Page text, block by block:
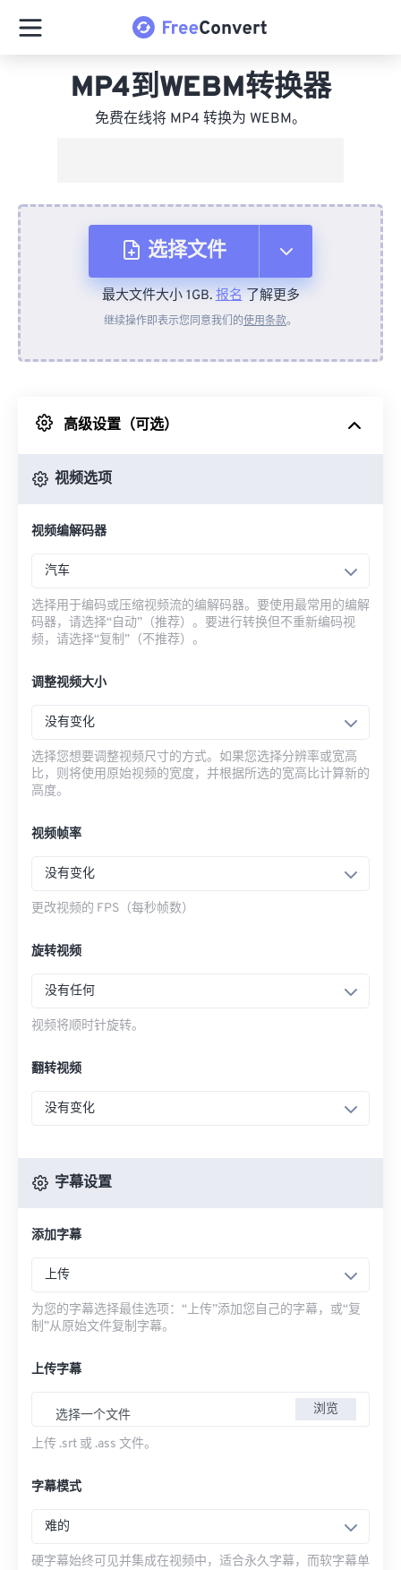
MP4到WEBM转换器
免费在线将 MP4 转换为 WEBM。
选择文件
从设备
来自 Google Drive
最大文件大小 1GB.报名了解更多
继续操作即表示您同意我们的使用条款。
高级设置（可选）
视频选项
视频编解码器
汽车
选择用于编码或压缩视频流的编解码器。要使用最常用的编解
码器，请选择“自动”（推荐）。要进行转换但不重新编码视
频，请选择“复制”（不推荐）。
调整视频大小
没有变化
选择您想要调整视频尺寸的方式。如果您选择分辨率或宽高
比，则将使用原始视频的宽度，并根据所选的宽高比计算新的
高度。
视频帧率
没有变化
更改视频的 FPS（每秒帧数）
旋转视频
没有任何
视频将顺时针旋转。
翻转视频
没有变化
字幕设置
添加字幕
上传
为您的字幕选择最佳选项：“上传”添加您自己的字幕，或“复
制”从原始文件复制字幕。
上传字幕
选择一个文件 浏览
上传 .srt 或 .ass 文件。
字幕模式
难的
硬字幕始终可见并集成在视频中，适合永久字幕，而软字幕单